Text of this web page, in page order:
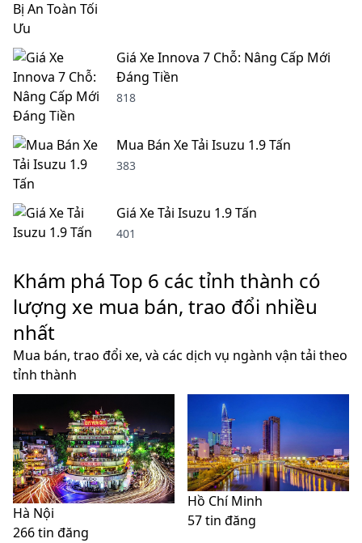
Giá Xe Innova 7 Chỗ: Nâng Cấp Mới
Đáng Tiền
818
Mua Bán Xe Tải Isuzu 1.9 Tấn
383
Giá Xe Tải Isuzu 1.9 Tấn
401
Khám phá Top 6 các tỉnh thành có
lượng xe mua bán, trao đổi nhiều
nhất
Mua bán, trao đổi xe, và các dịch vụ ngành vận tải theo
tỉnh thành
Hà Nội
266 tin đăng
Hồ Chí Minh
57 tin đăng